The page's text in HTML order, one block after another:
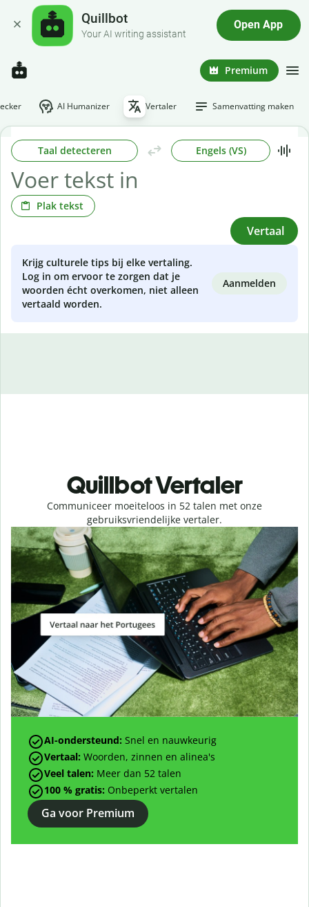
Quillbot
Your AI writing assistant
Open App
Premium
AI Humanizer Vertaler Samenvatting maken
Taal detecteren Engels (VS)
Plak tekst
Vertaal
Krijg culturele tips bij elke vertaling.
Log in om ervoor te zorgen dat je
woorden écht overkomen, niet alleen
vertaald worden.
Aanmelden
Quillbot Vertaler
Communiceer moeiteloos in 52 talen met onze
gebruiksvriendelijke vertaler.
AI-ondersteund: Snel en nauwkeurig
Vertaal: Woorden, zinnen en alinea's
Veel talen: Meer dan 52 talen
100 % gratis: Onbeperkt vertalen
Ga voor Premium